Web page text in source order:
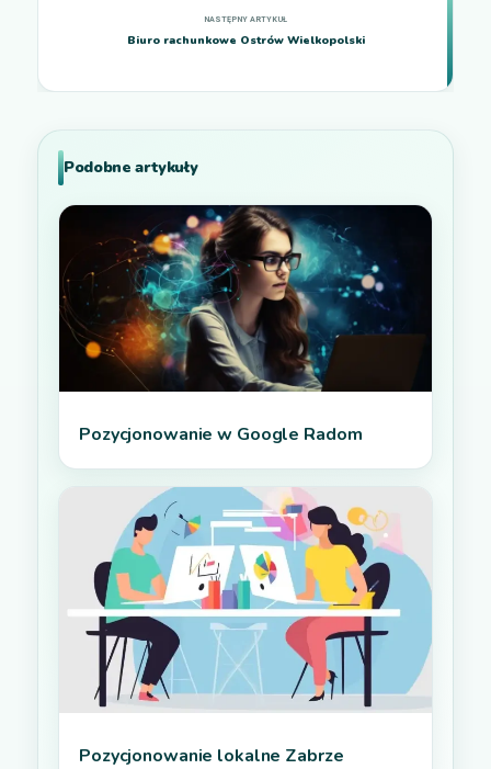
Biuro rachunkowe Ostrów Wielkopolski
Podobne artykuły
Pozycjonowanie w Google Radom
Pozycjonowanie lokalne Zabrze